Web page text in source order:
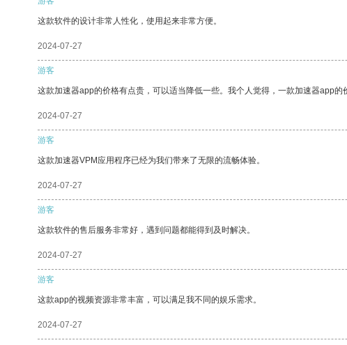
这款软件的设计非常人性化，使用起来非常方便。
2024-07-27
游客
这款加速器app的价格有点贵，可以适当降低一些。我个人觉得，一款加速器app的
2024-07-27
游客
这款加速器VPM应用程序已经为我们带来了无限的流畅体验。
2024-07-27
游客
这款软件的售后服务非常好，遇到问题都能得到及时解决。
2024-07-27
游客
这款app的视频资源非常丰富，可以满足我不同的娱乐需求。
2024-07-27